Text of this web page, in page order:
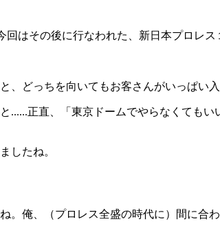
回はその後に行なわれた、新日本プロレス
どっちを向いてもお客さんがいっぱい入
正直、「東京ドームでやらなくてもい
したね。
俺、（プロレス全盛の時代に）間に合